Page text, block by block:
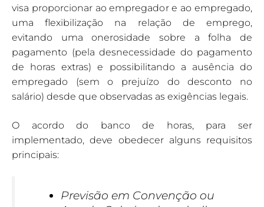
visa proporcionar ao empregador e ao empregado,
uma flexibilização na relação de emprego,
evitando uma onerosidade sobre a folha de
pagamento (pela desnecessidade do pagamento
de horas extras) e possibilitando a ausência do
empregado (sem o prejuízo do desconto no
salário) desde que observadas as exigências legais.
O acordo do banco de horas, para ser
implementado, deve obedecer alguns requisitos
principais:
Previsão em Convenção ou